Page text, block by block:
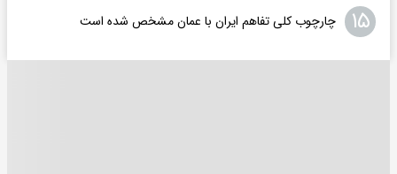
۱۵ چارچوب کلی تفاهم ایران با عمان مشخص شده است